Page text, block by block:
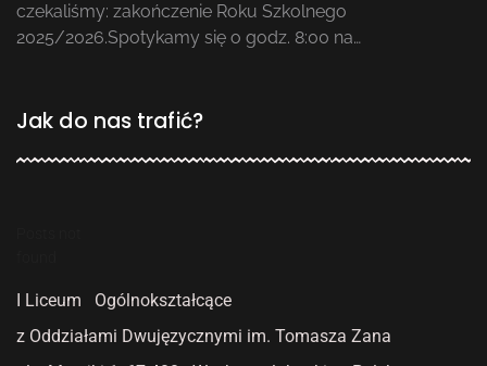
czekaliśmy: zakończenie Roku Szkolnego
2025/2026.Spotykamy się o godz. 8:00 na…
Jak do nas trafić?
I Liceum Ogólnokształcące
z Oddziałami Dwujęzycznymi im. Tomasza Zana